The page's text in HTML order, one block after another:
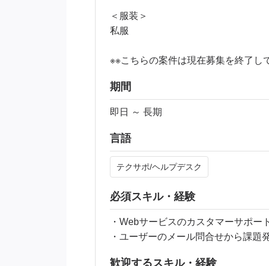
＜服装＞
私服
※※こちらの案件は現在募集を終了し
期間
即日 ～ 長期
言語
テクサポ/ヘルプデスク
必須スキル・経験
・Webサービスのカスタマーサポー
・ユーザーのメール問合せから課題
歓迎するスキル・経験